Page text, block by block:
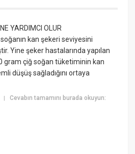
YARDIMCI OLUR
soğanın kan şekeri seviyesini
Yine şeker hastalarında yapılan
gram çiğ soğan tüketiminin kan
düşüş sağladığını ortaya
|Cevabın tamamını burada okuyun: